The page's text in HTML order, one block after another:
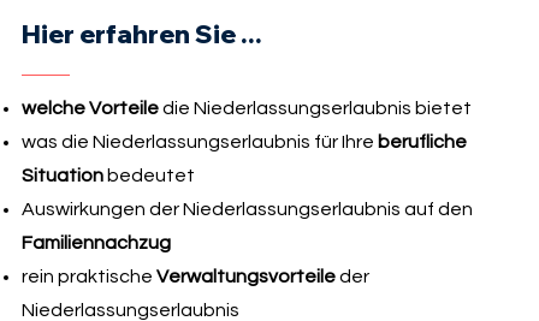
Hier erfahren Sie ...
welche Vorteiledie Niederlassungserlaubnis bietet
was die Niederlassungserlaubnis für Ihre berufliche
Situationbedeutet
Auswirkungen der Niederlassungserlaubnis auf den
Familiennachzug
rein praktische Verwaltungsvorteileder
Niederlassungserlaubnis